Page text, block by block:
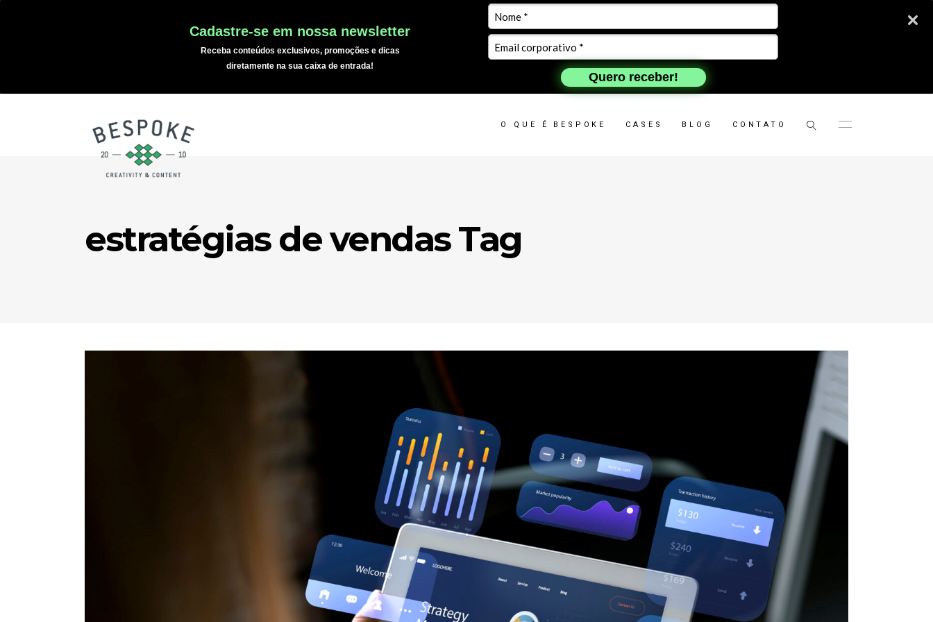
Cadastre-se em nossa newsletter
Receba conteúdos exclusivos, promoções e dicas
diretamente na sua caixa de entrada!
Quero receber!
O QUE É BESPOKE CASES BLOG CONTATO
estratégias de vendas Tag